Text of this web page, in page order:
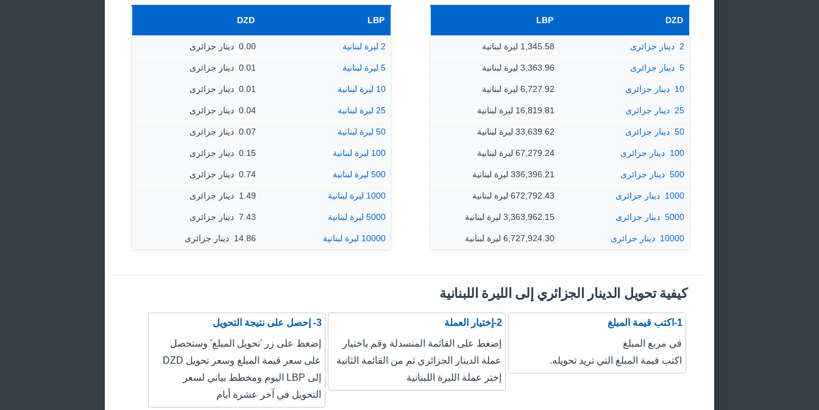
DZD
LBP
2 ‏ دينار جزائرى 1,345.58 ليرة لبنانية
5 ‏ دينار جزائرى 3,363.96 ليرة لبنانية
10 ‏ دينار جزائرى 6,727.92 ليرة لبنانية
25 ‏ دينار جزائرى 16,819.81 ليرة لبنانية
50 ‏ دينار جزائرى 33,639.62 ليرة لبنانية
100 ‏ دينار جزائرى 67,279.24 ليرة لبنانية
500 ‏ دينار جزائرى 336,396.21 ليرة لبنانية
1000 ‏ دينار جزائرى 672,792.43 ليرة لبنانية
5000 ‏ دينار جزائرى 3,363,962.15 ليرة لبنانية
10000 ‏ دينار جزائرى 6,727,924.30 ليرة لبنانية
LBP
DZD
2 ليرة لبنانية 0.00 ‏ دينار جزائرى
5 ليرة لبنانية 0.01 ‏ دينار جزائرى
10 ليرة لبنانية 0.01 ‏ دينار جزائرى
25 ليرة لبنانية 0.04 ‏ دينار جزائرى
50 ليرة لبنانية 0.07 ‏ دينار جزائرى
100 ليرة لبنانية 0.15 ‏ دينار جزائرى
500 ليرة لبنانية 0.74 ‏ دينار جزائرى
1000 ليرة لبنانية 1.49 ‏ دينار جزائرى
5000 ليرة لبنانية 7.43 ‏ دينار جزائرى
10000 ليرة لبنانية 14.86 ‏ دينار جزائرى
كيفية تحويل الدينار الجزائري إلى الليرة اللبنانية
1-اكتب قيمة المبلغ
في مربع المبلغ
اكتب قيمة المبلغ التي تريد تحويله.
2-إختيار العملة
إضغط على القائمة المنسدلة وقم باختيار
عملة الدينار الجزائري ثم من القائمة الثانية
إختر عملة الليرة اللبنانية
3- إحصل على نتيجة التحويل
إضغط على زر 'تحويل المبلغ' وستحصل
على سعر قيمة المبلغ وسعر تحويل DZD
إلى LBP اليوم ومخطط بياني لسعر
التحويل في آخر عشرة أيام